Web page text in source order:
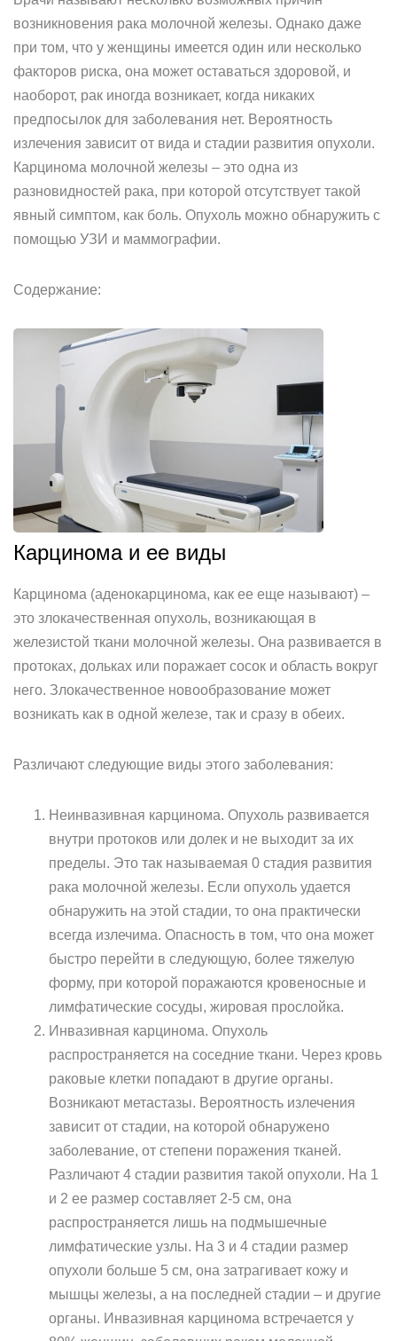
возникновения рака молочной железы. Однако даже
при том, что у женщины имеется один или несколько
факторов риска, она может оставаться здоровой, и
наоборот, рак иногда возникает, когда никаких
предпосылок для заболевания нет. Вероятность
излечения зависит от вида и стадии развития опухоли.
Карцинома молочной железы – это одна из
разновидностей рака, при которой отсутствует такой
явный симптом, как боль. Опухоль можно обнаружить с
помощью УЗИ и маммографии.
Содержание:
Карцинома и ее виды
Карцинома (аденокарцинома, как ее еще называют) –
это злокачественная опухоль, возникающая в
железистой ткани молочной железы. Она развивается в
протоках, дольках или поражает сосок и область вокруг
него. Злокачественное новообразование может
возникать как в одной железе, так и сразу в обеих.
Различают следующие виды этого заболевания:
Неинвазивная карцинома. Опухоль развивается
внутри протоков или долек и не выходит за их
пределы. Это так называемая 0 стадия развития
рака молочной железы. Если опухоль удается
обнаружить на этой стадии, то она практически
всегда излечима. Опасность в том, что она может
быстро перейти в следующую, более тяжелую
форму, при которой поражаются кровеносные и
лимфатические сосуды, жировая прослойка.
Инвазивная карцинома. Опухоль
распространяется на соседние ткани. Через кровь
раковые клетки попадают в другие органы.
Возникают метастазы. Вероятность излечения
зависит от стадии, на которой обнаружено
заболевание, от степени поражения тканей.
Различают 4 стадии развития такой опухоли. На 1
и 2 ее размер составляет 2-5 см, она
распространяется лишь на подмышечные
лимфатические узлы. На 3 и 4 стадии размер
опухоли больше 5 см, она затрагивает кожу и
мышцы железы, а на последней стадии – и другие
органы. Инвазивная карцинома встречается у